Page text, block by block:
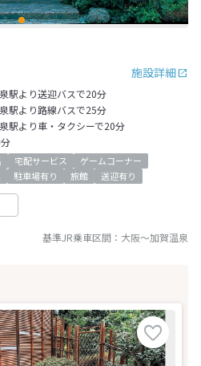
施設詳細
駅より送迎バスで20分
駅より路線バスで25分
駅より車・タクシーで20分
宅配サービス
ゲームコーナー
駐車場有り 旅館 送迎有り
基準JR乗車区間： 大阪～加賀温泉